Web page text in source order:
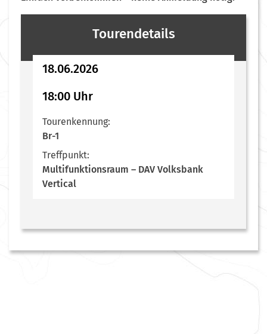
Tourendetails
18.06.2026
18:00 Uhr
Tourenkennung:
Br-1
Treffpunkt:
Multifunktionsraum – DAV Volksbank
Vertical